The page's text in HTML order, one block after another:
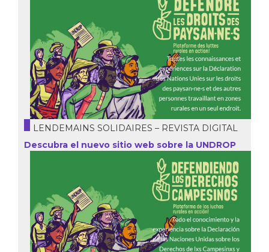
LENDEMAINS SOLIDAIRES – REVISTA DIGITAL
Descubra el nuevo sitio web sobre la UNDROP